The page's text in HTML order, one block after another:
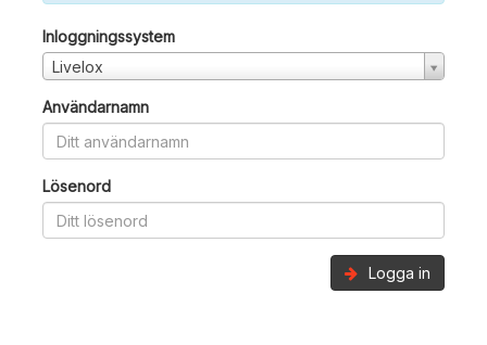
Inloggningssystem
Livelox
Användarnamn
Lösenord
Logga in